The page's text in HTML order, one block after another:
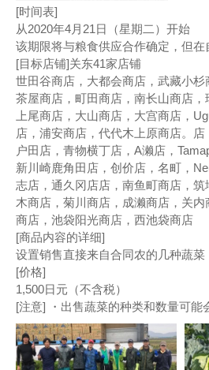
[时间表]
从2020年4月21日（星期二）开始
该期限将与粮食供应合作确定，但在
[目标店铺]关东41家店铺
世田谷商店，大都会商店，武藏小
茶屋商店，町田商店，南长山商店，
上尾商店，大山商店，大宫商店，
店，浦安商店，代代木上原商店。
户田店，青物横丁店，A濑店，
新川崎鹿角田店，创价店，名町，
志店，通久冈店店，南鱼町商店，
木商店，菊川商店，成濑商店，关
商店，池袋阳光商店，西池袋商店
[商品内容的详细]
设置销售直接来自合同农的几种蔬菜
[价格]
1,500日元（不含税）
[注意] ・出售蔬菜的种类和数量可能